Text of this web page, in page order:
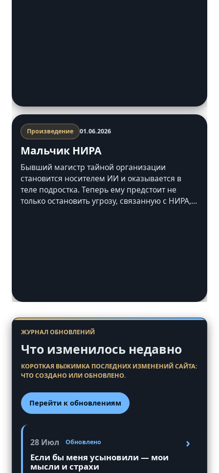
Произведение 01.06.2026
Мальчик НИРА
Бывший магистр тайной организации
становится носителем ИИ и оказывается в
теле подростка. Теперь ему предстоит не
только остановить угрозу, связанную с НИРА,
ЖУРНАЛ ОБНОВЛЕНИЙ
Что изменилось недавно
КОРОТКАЯ ВЫЖИМКА ПОСЛЕДНИХ ИЗМЕНЕНИЙ САЙТА:
ЧТО СОЗДАНО ИЛИ ОБНОВЛЕНО.
Перейти к обновлениям
28 Июл Обновлено
Если бы меня усыновили — мои
мысли и страхи
›